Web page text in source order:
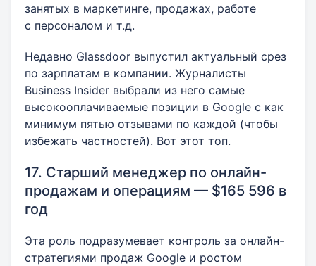
занятых в маркетинге, продажах, работе
с персоналом и т.д.
Недавно Glassdoor выпустил актуальный срез
по зарплатам в компании. Журналисты
Business Insider выбрали из него самые
высокооплачиваемые позиции в Google с как
минимум пятью отзывами по каждой (чтобы
избежать частностей). Вот этот топ.
17. Старший менеджер по онлайн-
продажам и операциям — $165 596 в
год
Эта роль подразумевает контроль за онлайн-
стратегиями продаж Google и ростом